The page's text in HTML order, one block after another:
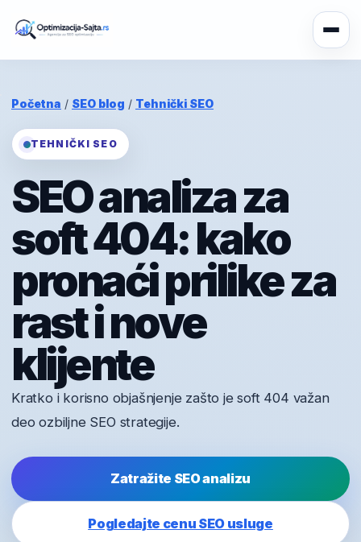
Početna / SEO blog / Tehnički SEO
TEHNIČKI SEO
SEO analiza za
soft 404: kako
pronaći prilike za
rast i nove
klijente
Kratko i korisno objašnjenje zašto je soft 404 važan
deo ozbiljne SEO strategije.
Zatražite SEO analizu
Pogledajte cenu SEO usluge